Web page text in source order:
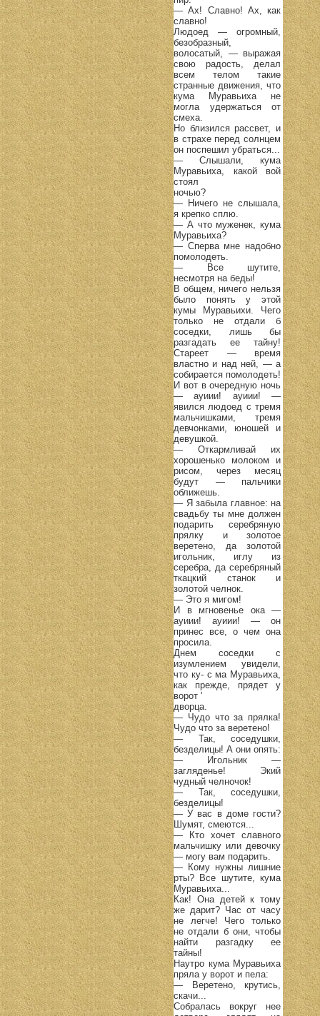
— Ах! Славно! Ах, как
славно!
Людоед — огромный,
безобразный,
волосатый, — выражая
свою радость, делал
всем телом такие
странные движения, что
кума Муравьиха не
могла удержаться от
смеха.
Но близился рассвет, и
в страхе перед солнцем
он поспешил убраться...
— Слышали, кума
Муравьиха, какой вой
стоял
ночью?
— Ничего не слышала,
я крепко сплю.
— А что муженек, кума
Муравьиха?
— Сперва мне надобно
помолодеть.
— Все шутите,
несмотря на беды!
В общем, ничего нельзя
было понять у этой
кумы Муравьихи. Чего
только не отдали б
соседки, лишь бы
разгадать ее тайну!
Стареет — время
властно и над ней, — а
собирается помолодеть!
И вот в очередную ночь
— ауиии! ауиии! —
явился людоед с тремя
мальчишками, тремя
девчонками, юношей и
девушкой.
— Откармливай их
хорошенько молоком и
рисом, через месяц
будут — пальчики
оближешь.
— Я забыла главное: на
свадьбу ты мне должен
подарить серебряную
прялку и золотое
веретено, да золотой
игольник, иглу из
серебра, да серебряный
ткацкий станок и
золотой челнок.
— Это я мигом!
И в мгновенье ока —
ауиии! ауиии! — он
принес все, о чем она
просила.
Днем соседки с
изумлением увидели,
что ку- с ма Муравьиха,
как прежде, прядет у
ворот '
дворца.
— Чудо что за прялка!
Чудо что за веретено!
— Так, соседушки,
безделицы! А они опять:
— Игольник —
загляденье! Экий
чудный челночок!
— Так, соседушки,
безделицы!
— У вас в доме гости?
Шумят, смеются...
— Кто хочет славного
мальчишку или девочку
— могу вам подарить.
— Кому нужны лишние
рты? Все шутите, кума
Муравьиха...
Как! Она детей к тому
же дарит? Час от часу
не легче! Чего только
не отдали б они, чтобы
найти разгадку ее
тайны!
Наутро кума Муравьиха
пряла у ворот и пела:
— Веретено, крутись,
скачи...
Собралась вокруг нее